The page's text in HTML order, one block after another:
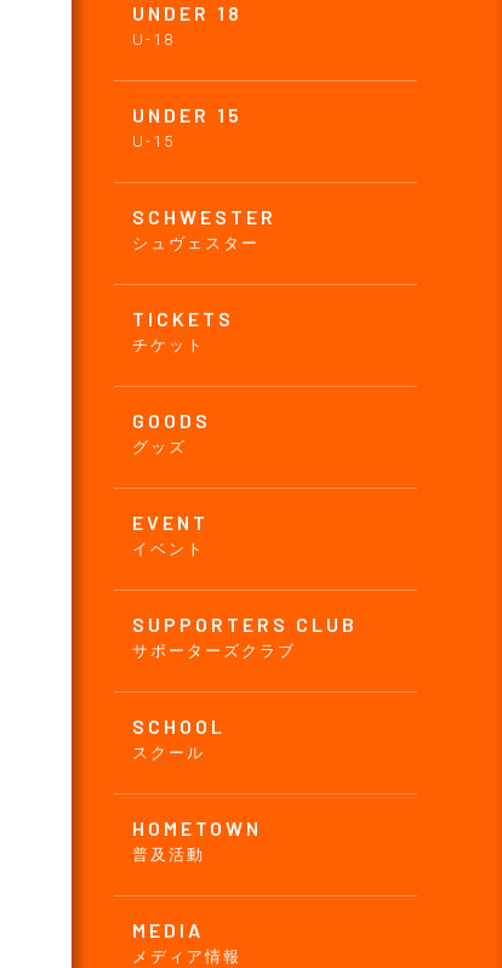
UNDER 18
U-18
UNDER 15
U-15
SCHWESTER
シュヴェスター
TICKETS
チケット
GOODS
グッズ
EVENT
イベント
SUPPORTERS CLUB
サポーターズクラブ
SCHOOL
スクール
HOMETOWN
普及活動
MEDIA
メディア情報